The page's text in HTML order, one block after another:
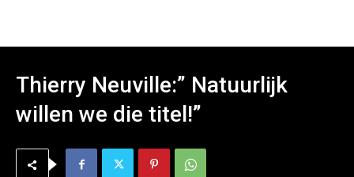
Thierry Neuville:” Natuurlijk
willen we die titel!”